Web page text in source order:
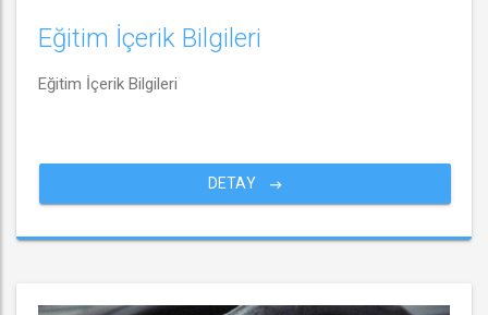
Eğitim İçerik Bilgileri
Eğitim İçerik Bilgileri
DETAY